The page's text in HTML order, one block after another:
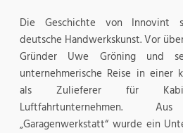
Die Geschichte von Innovint
deutsche Handwerkskunst. Vor
Gründer Uwe Gröning und
unternehmerische Reise in einer
als Zulieferer für
Luftfahrtunternehmen.
„Garagenwerkstatt“ wurde ein